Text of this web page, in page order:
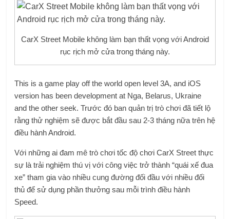
CarX Street Mobile không làm bạn thất vọng với Android
rục rịch mở cửa trong tháng này.
This is a game play off the world open level 3A, and iOS
version has been development at Nga, Belarus, Ukraine
and the other seek. Trước đó ban quản trị trò chơi đã tiết lộ
rằng thử nghiệm sẽ được bắt đầu sau 2-3 tháng nữa trên hệ
điều hành Android.
Với những ai đam mê trò chơi tốc độ chơi CarX Street thực
sự là trải nghiệm thú vị với công việc trở thành “quái xế đua
xe” tham gia vào nhiều cung đường đối đầu với nhiều đối
thủ để sử dụng phần thưởng sau mỗi trình điều hành
Speed.